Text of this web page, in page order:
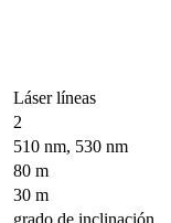
Láser líneas
2
510 nm, 530 nm
80 m
30 m
grado de inclinación